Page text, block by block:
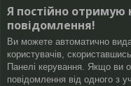
Я постійно отримую
повідомлення!
Ви можете автоматично
користувачів,
Панелі керування. Якщо ви
повідомлення від одного з